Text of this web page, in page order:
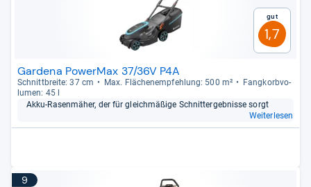
Gut
1,7
Gardena PowerMax 37/36V P4A
Schnitt­breite: 37 cm Max. Flä­chen­emp­feh­lung: 500 m²
Fang­korb­vo­
lu­men: 45 l
Akku-​Rasen­mä­her, der für gleich­mä­ßige Schnit­t­er­geb­nisse sorgt
Weiterlesen
9